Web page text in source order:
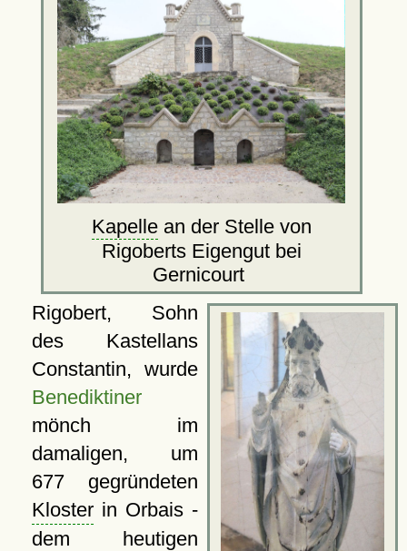
Kapellean der Stelle von
Rigoberts Eigengut bei
Gernicourt
Rigobert, Sohn
des Kastellans
Constantin, wurde
Benediktiner
mönch im
damaligen, um
677 gegründeten
Klosterin Orbais -
dem heutigen